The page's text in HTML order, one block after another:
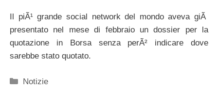
Il piÃ¹ grande social network del mondo aveva giÃ
presentato nel mese di febbraio un dossier per la
quotazione in Borsa senza perÃ² indicare dove
sarebbe stato quotato.
Categorie
Notizie